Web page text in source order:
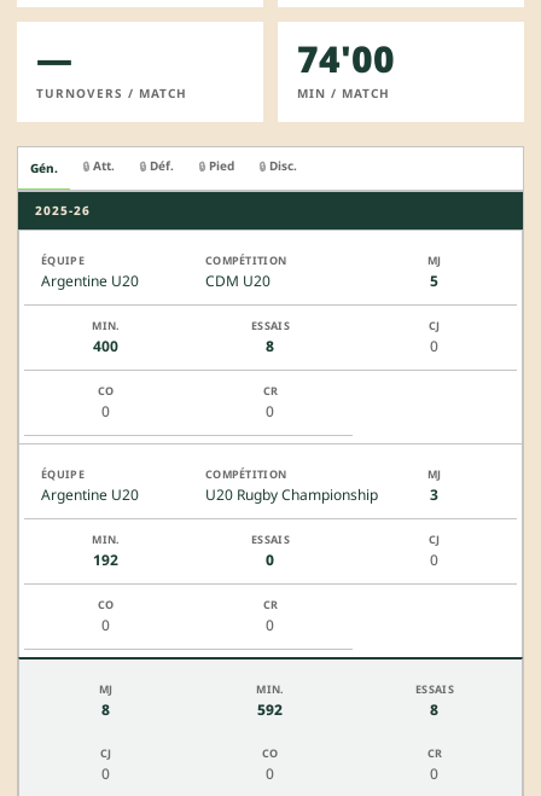
—
TURNOVERS / MATCH
74'00
MIN / MATCH
Gén. 🔒 Att. 🔒 Déf. 🔒 Pied 🔒 Disc.
2025-26
Argentine U20 CDM U20 5
400 8 0
0 0
Argentine U20 U20 Rugby Championship 3
192 0 0
0 0
8 592 8
0 0 0